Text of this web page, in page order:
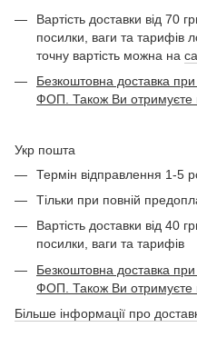
Вартість доставки від 70
посилки, ваги та тарифів
точну вартість можна на
Безкоштовна доставка
ФОП. Також Ви отримуєте
Укр пошта
Термін відправлення 1-5
Тільки при повній
Вартість доставки від 40
посилки, ваги та тарифів
Безкоштовна доставка
ФОП. Також Ви отримуєте
Більше інформації про